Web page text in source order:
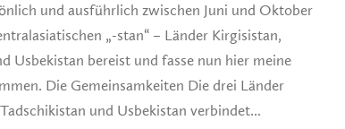
und ausführlich zwischen Juni und Oktober
„-stan“ – Länder Kirgisistan,
Usbekistan bereist und fasse nun hier meine
Die Gemeinsamkeiten Die drei Länder
und Usbekistan verbindet...